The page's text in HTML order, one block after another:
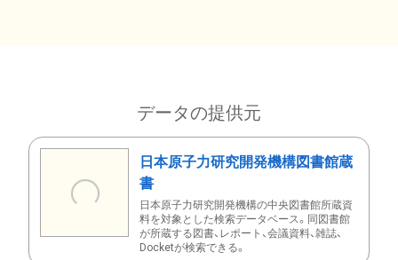
データの提供元
日本原子力研究開発機構図書館蔵
書
日本原子力研究開発機構の中央図書館所蔵資
料を対象とした検索データベース。同図書館
が所蔵する図書、レポート、会議資料、雑誌、
Docketが検索できる。